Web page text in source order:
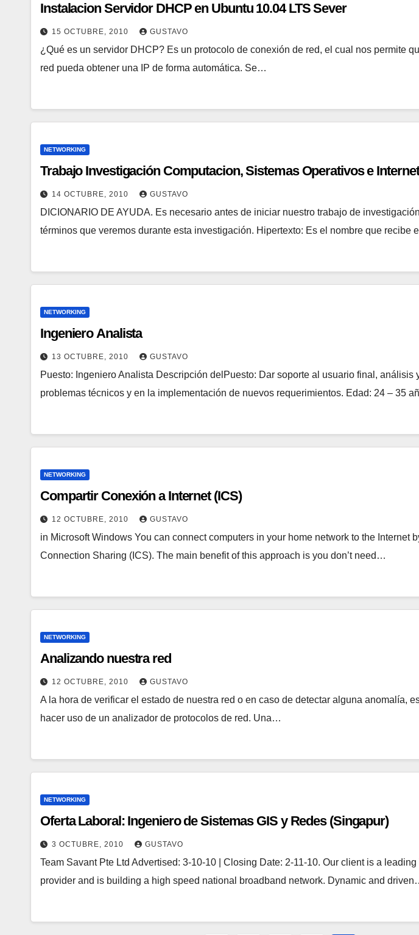
Instalacion Servidor DHCP en Ubuntu 10.04 LTS Sever
15 OCTUBRE, 2010 GUSTAVO
¿Qué es un servidor DHCP? Es un protocolo de conexión de red, el cual nos permite
red pueda obtener una IP de forma automática. Se…
NETWORKING
Trabajo Investigación Computacion, Sistemas Operativos e Internet
14 OCTUBRE, 2010 GUSTAVO
DICIONARIO DE AYUDA. Es necesario antes de iniciar nuestro trabajo de
términos que veremos durante esta investigación. Hipertexto: Es el nombre que recibe
NETWORKING
Ingeniero Analista
13 OCTUBRE, 2010 GUSTAVO
Puesto: Ingeniero Analista Descripción delPuesto: Dar soporte al usuario final, análisis
problemas técnicos y en la implementación de nuevos requerimientos. Edad: 24 – 35
NETWORKING
Compartir Conexión a Internet (ICS)
12 OCTUBRE, 2010 GUSTAVO
in Microsoft Windows You can connect computers in your home network to the Internet
Connection Sharing (ICS). The main benefit of this approach is you don’t need…
NETWORKING
Analizando nuestra red
12 OCTUBRE, 2010 GUSTAVO
A la hora de verificar el estado de nuestra red o en caso de detectar alguna anomalía,
hacer uso de un analizador de protocolos de red. Una…
NETWORKING
Oferta Laboral: Ingeniero de Sistemas GIS y Redes (Singapur)
3 OCTUBRE, 2010 GUSTAVO
Team Savant Pte Ltd Advertised: 3-10-10 | Closing Date: 2-11-10. Our client is a leading
provider and is building a high speed national broadband network. Dynamic and